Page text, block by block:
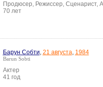
Продюсер, Режиссер, Сценарист,
70 лет
Барун Собти, 21 августа, 1984
Barun Sobti
Актер
41 год